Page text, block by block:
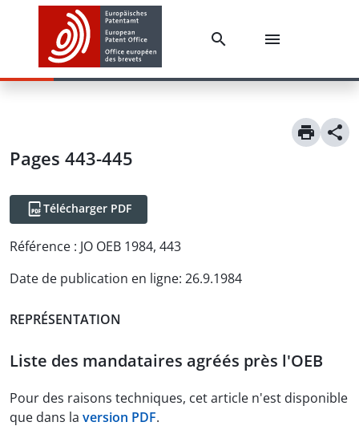
Pages 443-445
Télécharger PDF
Référence : JO OEB 1984, 443
Date de publication en ligne: 26.9.1984
REPRÉSENTATION
Liste des mandataires agréés près l'OEB
Pour des raisons techniques, cet article n'est disponible
que dans la version PDF.